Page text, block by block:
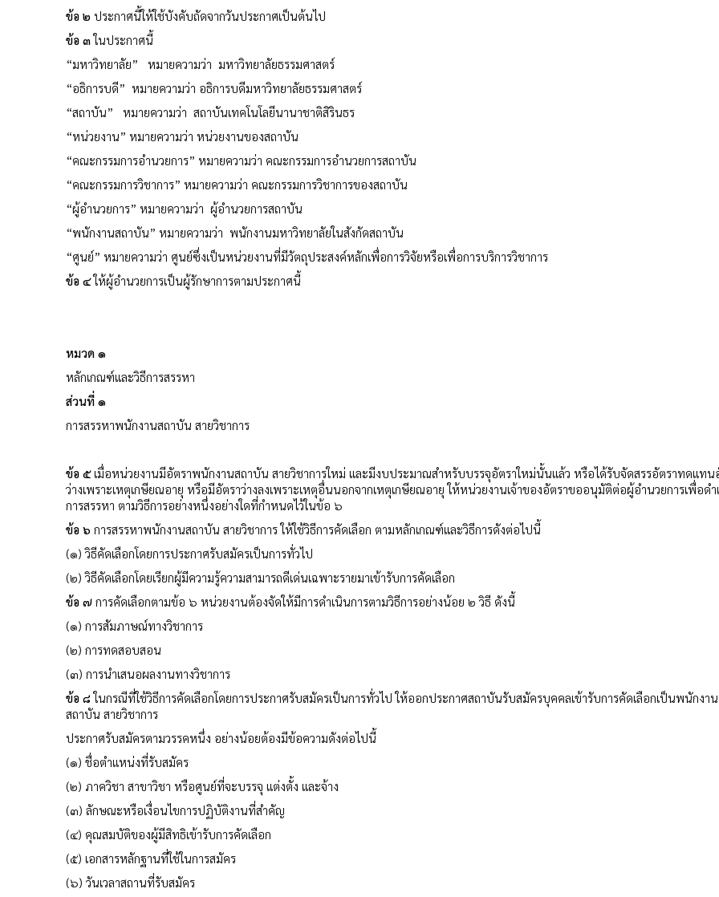
ข้อ ๒ ประกาศนี้ให้ใช้บังคับถัดจากวันประกาศเป็นต้นไป
ข้อ ๓ในประกาศนี้
“มหาวิทยาลัย” หมายความว่า มหาวิทยาลัยธรรมศาสตร์
“อธิการบดี” หมายความว่า อธิการบดีมหาวิทยาลัยธรรมศาสตร์
“สถาบัน” หมายความว่า สถาบันเทคโนโลยีนานาชาติสิรินธร
“หน่วยงาน” หมายความว่า หน่วยงานของสถาบัน
“คณะกรรมการอำนวยการ” หมายความว่า คณะกรรมการอำนวยการสถาบัน
“คณะกรรมการวิชาการ” หมายความว่า คณะกรรมการวิชาการของสถาบัน
“ผู้อำนวยการ” หมายความว่า ผู้อำนวยการสถาบัน
“พนักงานสถาบัน” หมายความว่า พนักงานมหาวิทยาลัยในสังกัดสถาบัน
“ศูนย์” หมายความว่า ศูนย์ซึ่งเป็นหน่วยงานที่มีวัตถุประสงค์หลักเพื่อการวิจัยหรือเพื่อการบริการวิชาการ
ข้อ ๔ให้ผู้อำนวยการเป็นผู้รักษาการตามประกาศนี้
หมวด ๑
หลักเกณฑ์และวิธีการสรรหา
ส่วนที่ ๑
การสรรหาพนักงานสถาบัน สายวิชาการ
ข้อ ๕เมื่อหน่วยงานมีอัตราพนักงานสถาบัน สายวิชาการใหม่ และมีงบประมาณสำหรับบรรจุอัตราใหม่นั้นแล้ว หรือได้รับจัดสรรอัตราทดแทน
ว่างเพราะเหตุเกษียณอายุ หรือมีอัตราว่างลงเพราะเหตุอื่นนอกจากเหตุเกษียณอายุ ให้หน่วยงานเจ้าของอัตราขออนุมัติต่อผู้อำนวยการเพื่อดำ
การสรรหา ตามวิธีการอย่างหนึ่งอย่างใดที่กำหนดไว้ในข้อ ๖
ข้อ ๖ การสรรหาพนักงานสถาบัน สายวิชาการ ให้ใช้วิธีการคัดเลือก ตามหลักเกณฑ์และวิธีการดังต่อไปนี้
(๑) วิธีคัดเลือกโดยการประกาศรับสมัครเป็นการทั่วไป
(๒) วิธีคัดเลือกโดยเรียกผู้มีความรู้ความสามารถดีเด่นเฉพาะรายมาเข้ารับการคัดเลือก
ข้อ ๗ การคัดเลือกตามข้อ ๖ หน่วยงานต้องจัดให้มีการดำเนินการตามวิธีการอย่างน้อย ๒ วิธี ดังนี้
(๑) การสัมภาษณ์ทางวิชาการ
(๒) การทดสอบสอน
(๓) การนำเสนอผลงานทางวิชาการ
ข้อ ๘ในกรณีที่ใช้วิธีการคัดเลือกโดยการประกาศรับสมัครเป็นการทั่วไป ให้ออกประกาศสถาบันรับสมัครบุคคลเข้ารับการคัดเลือกเป็นพนักงาน
สถาบัน สายวิชาการ
ประกาศรับสมัครตามวรรคหนึ่ง อย่างน้อยต้องมีข้อความดังต่อไปนี้
(๑) ชื่อตำแหน่งที่รับสมัคร
(๒) ภาควิชา สาขาวิชา หรือศูนย์ที่จะบรรจุ แต่งตั้ง และจ้าง
(๓) ลักษณะหรือเงื่อนไขการปฏิบัติงานที่สำคัญ
(๔) คุณสมบัติของผู้มีสิทธิเข้ารับการคัดเลือก
(๕) เอกสารหลักฐานที่ใช้ในการสมัคร
(๖) วันเวลาสถานที่รับสมัคร